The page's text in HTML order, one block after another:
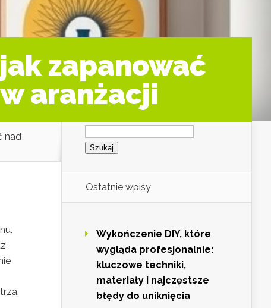
zapanować
aranżacji
nad
Szukaj:
Ostatnie wpisy
Wykończenie DIY, które
wygląda profesjonalnie:
kluczowe techniki,
materiały i najczęstsze
błędy do uniknięcia